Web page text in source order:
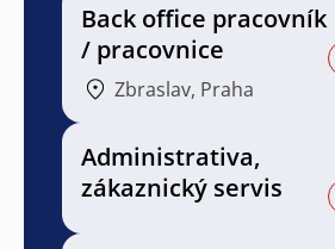
Back office pracovník
/ pracovnice
Zbraslav, Praha
Administrativa,
zákaznický servis